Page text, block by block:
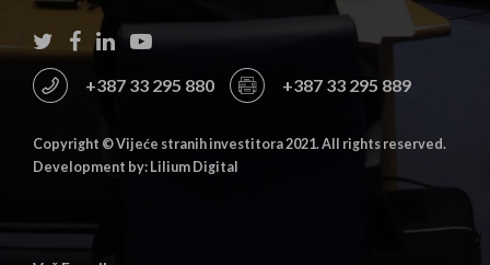
+387 33 295 880 +387 33 295 889
Copyright © Vijeće stranih investitora 2021. All rights reserved.
Development by: Lilium Digital